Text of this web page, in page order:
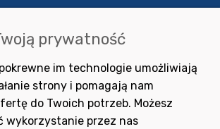
na otrzymywanie newslettera z inspiracjami,
prywatność
im technologie umożliwiają
strony i pomagają nam
do Twoich potrzeb. Możesz
wykorzystanie przez nas